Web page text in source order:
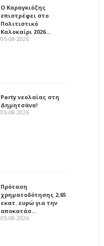
Ο Καραγκιόζης
επιστρέφει στο
Πολιτιστικό
Καλοκαίρι 2026…
05-08-2026
Party νεολαίας στη
Δημητσάνα!
05-08-2026
Πρόταση
χρηματοδότησης 2,65
εκατ. ευρώ για την
αποκατάσ…
05-08-2026